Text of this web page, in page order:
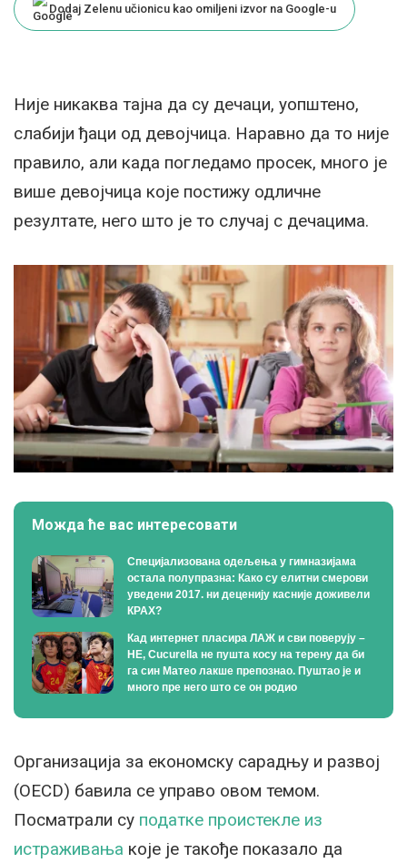
Dodaj Zelenu učionicu kao omiljeni izvor na Google-u
Није никаква тајна да су дечаци, уопштено,
слабији ђаци од девојчица. Наравно да то није
правило, али када погледамо просек, много је
више девојчица које постижу одличне
резултате, него што је то случај с дечацима.
Можда ће вас интересовати
Специјализована одељења у гимназијама
остала полупразна: Како су елитни смерови
уведени 2017. ни деценију касније доживели
КРАХ?
Кад интернет пласира ЛАЖ и сви поверују –
НЕ, Cucurella не пушта косу на терену да би
га син Матео лакше препознао. Пуштао је и
много пре него што се он родио
Организација за економску сарадњу и развој
(OECD) бавила се управо овом темом.
Посматрали су податке проистекле из
истраживања које је такође показало да